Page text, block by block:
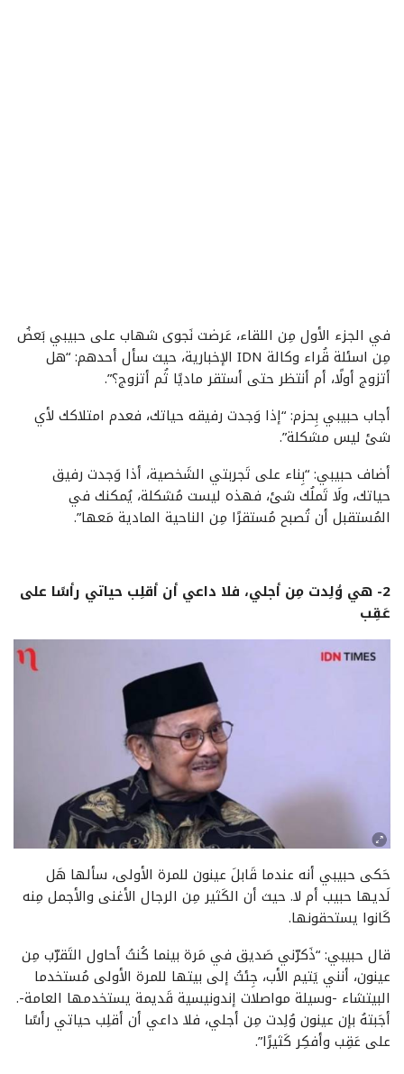
في الجزء الأول مِن اللقاء، عَرضت نَجوى شهاب على حبيبي بَعضُ
مِن اسئلة قُراء وكالة IDN الإخبارية، حيث سأل أحدهم: “هل
أتزوج أولًا، أم أنتظر حتى أستقر ماديًا ثُم أتزوج؟”.
أجاب حبيبي بِحزم: “إذا وَجدت رفيقه حياتك، فعدم امتلاكك لأي
شئ ليس مشكلة”.
أضاف حبيبي: “بِناء على تَجربتي الشَخصية، أذا وَجدت رفيق
حياتك، ولَا تَملُك شئ، فهذه ليست مُشكلة، يُمكنك في
المُستقبل أن تُصبح مُستقرًا مِن الناحية المادية مَعها”.
2- هي وُلِدت مِن أجلي، فلا داعي أن أقلِب حياتي رأسًا على
عَقِب
حَكى حبيبي أنه عندما قَابلَ عينون للمرة الأولى، سألها هَل
لَديها حبيب أم لا. حيث أن الكَثير مِن الرجال الأغنى والأجمل مِنه
كَانوا يستحقونها.
قال حبيبي: “ذَكرّني صَديق في مَرة بينما كُنتُ أحاول التَقرّب مِن
عينون، أنني يَتيم الأب، جِئتُ إلى بيتها للمرة الأولى مُستخدما
البيتشاء -وسيلة مواصلات إندونيسية قَديمة يستخدمها العامة-.
أجَبتهُ بإن عينون وُلِدت مِن أجلي، فلا داعي أن أقلِب حياتي رأسًا
على عَقِب وأفكِر كَثيرًا”.